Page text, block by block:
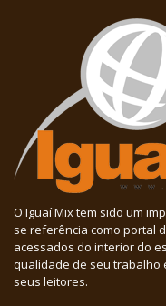
O Iguaí Mix tem sido um
se referência como portal
acessados do interior do
qualidade de seu trabalho
seus leitores.